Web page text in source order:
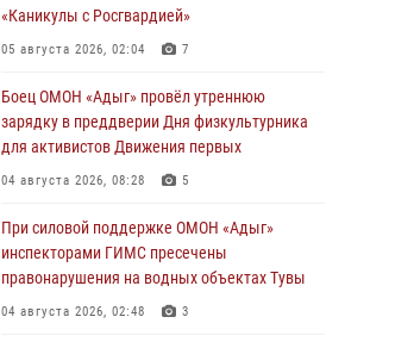
«Каникулы с Росгвардией»
05 августа 2026, 02:04 7
Боец ОМОН «Адыг» провёл утреннюю
зарядку в преддверии Дня физкультурника
для активистов Движения первых
04 августа 2026, 08:28 5
При силовой поддержке ОМОН «Адыг»
инспекторами ГИМС пресечены
правонарушения на водных объектах Тувы
04 августа 2026, 02:48 3